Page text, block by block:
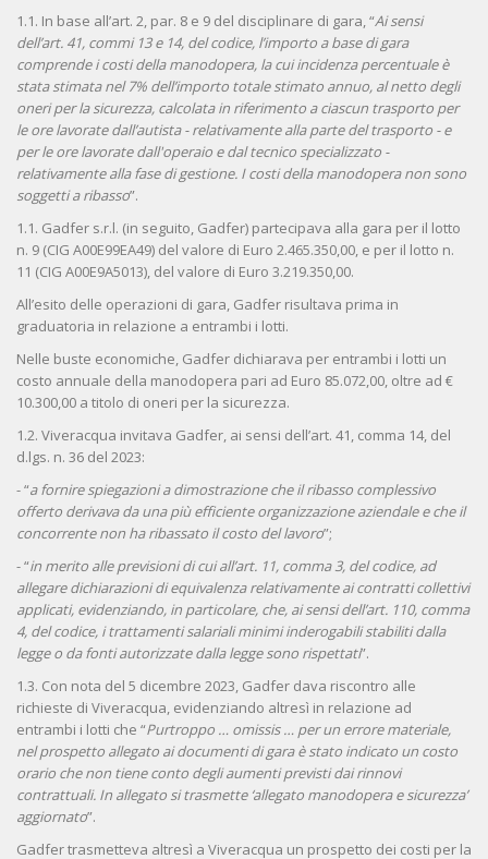
1.1. In base all’art. 2, par. 8 e 9 del disciplinare di gara, “Ai sensi
dell’art. 41, commi 13 e 14, del codice, l’importo a base di gara
comprende i costi della manodopera, la cui incidenza percentuale è
stata stimata nel 7% dell’importo totale stimato annuo, al netto degli
oneri per la sicurezza, calcolata in riferimento a ciascun trasporto per
le ore lavorate dall’autista - relativamente alla parte del trasporto - e
per le ore lavorate dall'operaio e dal tecnico specializzato -
relativamente alla fase di gestione. I costi della manodopera non sono
soggetti a ribasso”.
1.1. Gadfer s.r.l. (in seguito, Gadfer) partecipava alla gara per il lotto
n. 9 (CIG A00E99EA49) del valore di Euro 2.465.350,00, e per il lotto n.
11 (CIG A00E9A5013), del valore di Euro 3.219.350,00.
All’esito delle operazioni di gara, Gadfer risultava prima in
graduatoria in relazione a entrambi i lotti.
Nelle buste economiche, Gadfer dichiarava per entrambi i lotti un
costo annuale della manodopera pari ad Euro 85.072,00, oltre ad €
10.300,00 a titolo di oneri per la sicurezza.
1.2. Viveracqua invitava Gadfer, ai sensi dell’art. 41, comma 14, del
d.lgs. n. 36 del 2023:
- “a fornire spiegazioni a dimostrazione che il ribasso complessivo
offerto derivava da una più efficiente organizzazione aziendale e che il
concorrente non ha ribassato il costo del lavoro”;
- “in merito alle previsioni di cui all’art. 11, comma 3, del codice, ad
allegare dichiarazioni di equivalenza relativamente ai contratti collettivi
applicati, evidenziando, in particolare, che, ai sensi dell’art. 110, comma
4, del codice, i trattamenti salariali minimi inderogabili stabiliti dalla
legge o da fonti autorizzate dalla legge sono rispettati”.
1.3. Con nota del 5 dicembre 2023, Gadfer dava riscontro alle
richieste di Viveracqua, evidenziando altresì in relazione ad
entrambi i lotti che “Purtroppo … omissis … per un errore materiale,
nel prospetto allegato ai documenti di gara è stato indicato un costo
orario che non tiene conto degli aumenti previsti dai rinnovi
contrattuali. In allegato si trasmette ‘allegato manodopera e sicurezza’
aggiornato”.
Gadfer trasmetteva altresì a Viveracqua un prospetto dei costi per la